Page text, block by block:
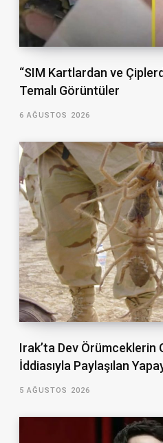
“SIM Kartlardan ve
Temalı Görüntüler
6 AĞUSTOS 2026
Irak’ta Dev Örümceklerin
İddiasıyla Paylaşılan
5 AĞUSTOS 2026